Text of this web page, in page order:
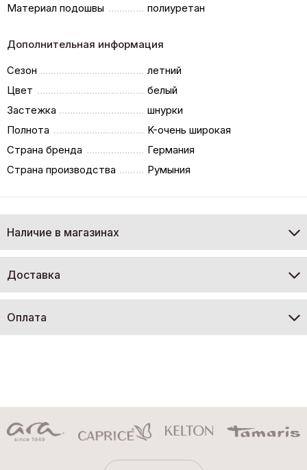
Материал подошвы
полиуретан
Дополнительная информация
Сезон
летний
Цвет
белый
Застежка
шнурки
Полнота
K-очень широкая
Страна бренда
Германия
Страна производства
Румыния
Наличие в магазинах
Доставка
Оплата